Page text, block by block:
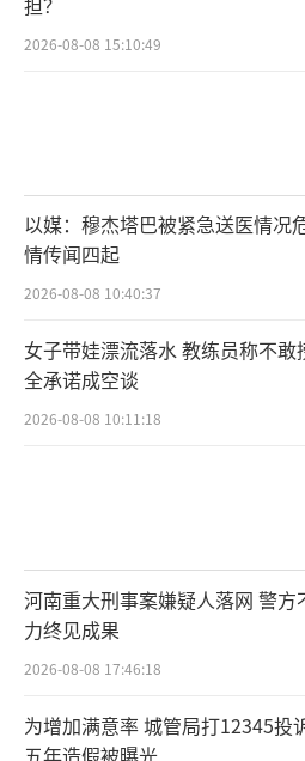
2026-08-08 15:10:49
以媒：穆杰塔巴被紧急送医情况
情传闻四起
2026-08-08 10:40:37
女子带娃漂流落水 教练员称不敢
全承诺成空谈
2026-08-08 10:11:18
河南重大刑事案嫌疑人落网 警方
力终见成果
2026-08-08 17:46:18
为增加满意率 城管局打12345投
五年造假被曝光